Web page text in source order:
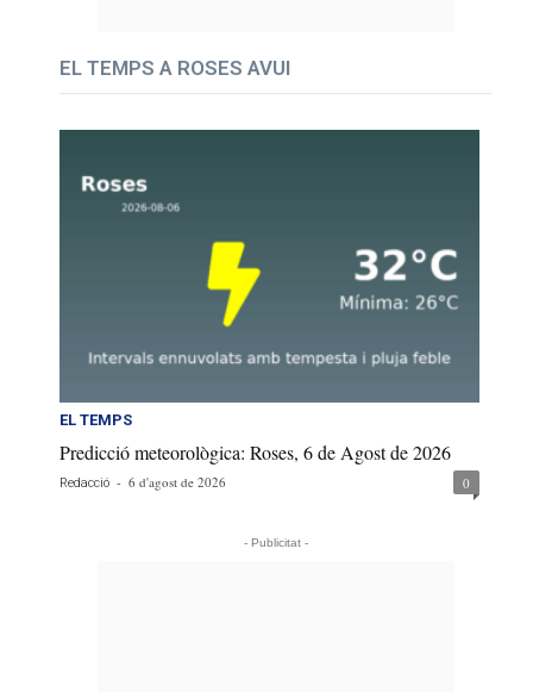
EL TEMPS A ROSES AVUI
EL TEMPS
Predicció meteorològica: Roses, 6 de Agost de 2026
Redacció - 6 d'agost de 2026 0
- Publicitat -